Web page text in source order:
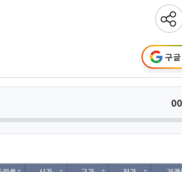
구